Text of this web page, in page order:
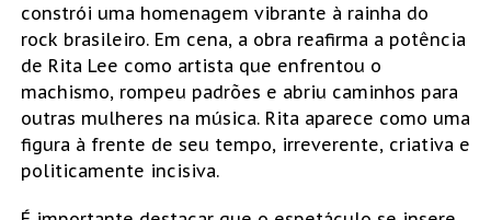
constrói uma homenagem vibrante à rainha do
rock brasileiro. Em cena, a obra reafirma a potência
de Rita Lee como artista que enfrentou o
machismo, rompeu padrões e abriu caminhos para
outras mulheres na música. Rita aparece como uma
figura à frente de seu tempo, irreverente, criativa e
politicamente incisiva.